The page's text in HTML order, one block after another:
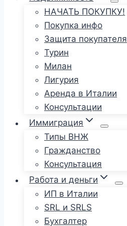
НАЧАТЬ ПОКУПКУ!
Покупка инфо
Защита покупателя
Турин
Милан
Лигурия
Аренда в Италии
Консультации
Иммиграция
Типы ВНЖ
Гражданство
Консультация
Работа и деньги
ИП в Италии
SRL и SRLS
Бухгалтер